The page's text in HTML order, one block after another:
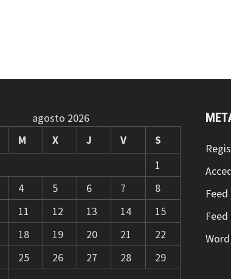
agosto 2026
M X J V
S
1
4 5 6 7
8
11 12 13 14
15
18 19 20 21
22
25 26 27 28
29